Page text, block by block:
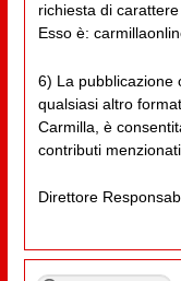
richiesta di
Esso è:
6) La pubblicazione
qualsiasi altro
Carmilla, è
contributi menzionati.
Direttore